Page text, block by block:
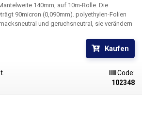
140mm, auf 10m-Rolle. Die
90micron (0,090mm). polyethylen-Folien
und geruchsneutral, sie verändern
Hitze zu verschweißen, frost- und
Folie eignet sich für die Herstellung von
jeglicher Waren. PE-Folien sind
100% recycelbar, für
geeignet (Zertifikat vorhanden) und erfüllen
Ideal zum Schweißen mit allen
Kaufen
Code:
102348